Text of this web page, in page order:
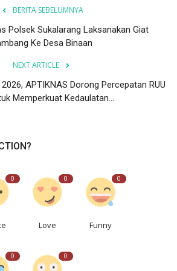
BERITA SEBELUMNYA
Polsek Sukalarang Laksanakan Giat
Ke Desa Binaan
NEXT ARTICLE
APTIKNAS Dorong Percepatan RUU
Memperkuat Kedaulatan...
0 0
Love
0
Funny
0 0